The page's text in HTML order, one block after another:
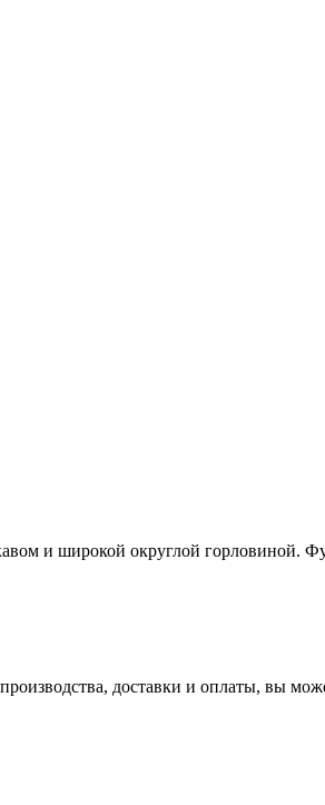
и широкой округлой горловиной.
доставки и оплаты, вы